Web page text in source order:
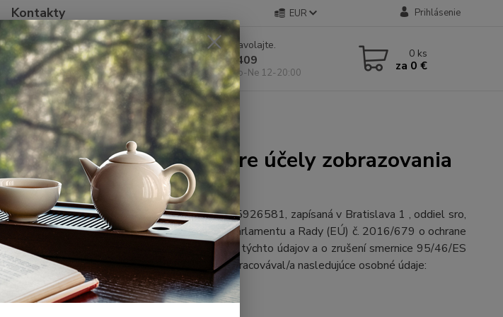
Kontakty EUR Prihlásenie
Hľadať
Neviete si rady? Zavolajte.
+421 904 546 409
Po-Pia 11-19:00, So-Ne 12-20:00
0 ks
za 0 €
údajov pre účely zobrazovania marketingových ponúk
osobných údajov pre účely zobrazovania
tea s.r.o., so sídlom Grosslingova 49, IČO 45926581, zapísaná v Bratislava 1 , oddiel sro,
), aby v zmysle nariadenia Európskeho parlamentu a Rady (EÚ) č. 2016/679 o ochrane
osobných údajov a voľnom pohybe týchto údajov a o zrušení smernice 95/46/ES
osobných údajov) (ďalej len
„Nariadenie“), spracovával/a nasledujúce osobné údaje: